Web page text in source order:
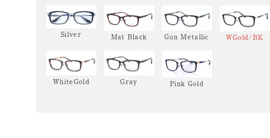
Silver Mat Black Gun Metallic WGold/BK
WhiteGold Gray Pink Gold